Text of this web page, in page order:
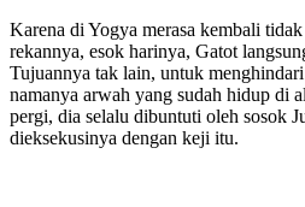
Karena di Yogya merasa kembali
rekannya, esok harinya, Gatot
Tujuannya tak lain, untuk
namanya arwah yang sudah hidup di
pergi, dia selalu dibuntuti oleh sosok
dieksekusinya dengan keji itu.